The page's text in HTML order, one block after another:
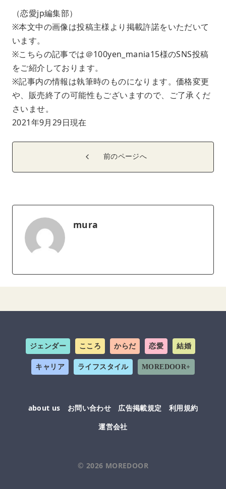
（恋愛jp編集部）
※本文中の画像は投稿主様より掲載許諾をいただいて
います。
※こちらの記事では＠100yen_mania15様のSNS投稿
をご紹介しております。
※記事内の情報は執筆時のものになります。価格変更
や、販売終了の可能性もございますので、ご了承くだ
さいませ。
2021年9月29日現在
前のページへ
mura
ジェンダー こころ からだ 恋愛 結婚
キャリア ライフスタイル MOREDOOR+
about us お問い合わせ 広告掲載規定
利用規約
運営会社
© 2026 MOREDOOR